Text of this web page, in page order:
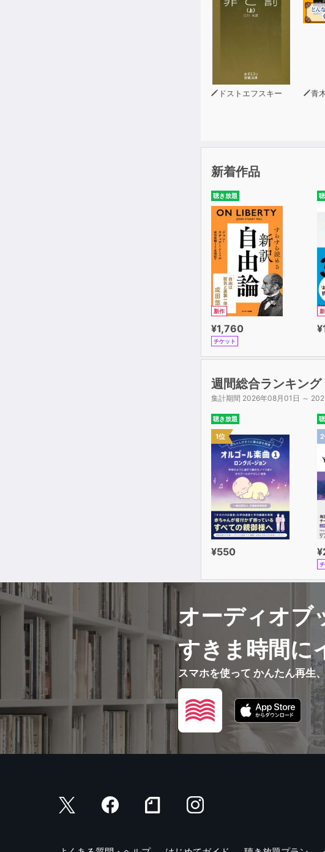
ドストエフスキー 青
新着作品
聴き放題
新作
¥1,760
チケット
週間総合ランキング
集計期間 2026年08月01日 ～
聴き放題
1位
¥550
オーディオブ
すきま時間に
スマホを使って かんたん再生